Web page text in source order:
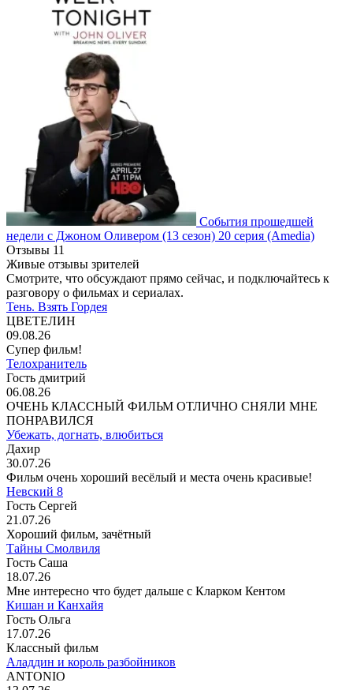
События прошедшей
недели с Джоном Оливером (13 сезон) 20 серия (Amedia)
Отзывы 11
Живые отзывы зрителей
Смотрите, что обсуждают прямо сейчас, и подключайтесь к
разговору о фильмах и сериалах.
Тень. Взять Гордея
ЦВЕТЕЛИН
09.08.26
Супер фильм!
Телохранитель
Гость дмитрий
06.08.26
ОЧЕНЬ КЛАССНЫЙ ФИЛЬМ ОТЛИЧНО СНЯЛИ МНЕ
ПОНРАВИЛСЯ
Убежать, догнать, влюбиться
Дахир
30.07.26
Фильм очень хороший весёлый и места очень красивые!
Невский 8
Гость Сергей
21.07.26
Хороший фильм, зачётный
Тайны Смолвиля
Гость Саша
18.07.26
Мне интересно что будет дальше с Кларком Кентом
Кишан и Канхайя
Гость Ольга
17.07.26
Классный фильм
Аладдин и король разбойников
ANTONIO